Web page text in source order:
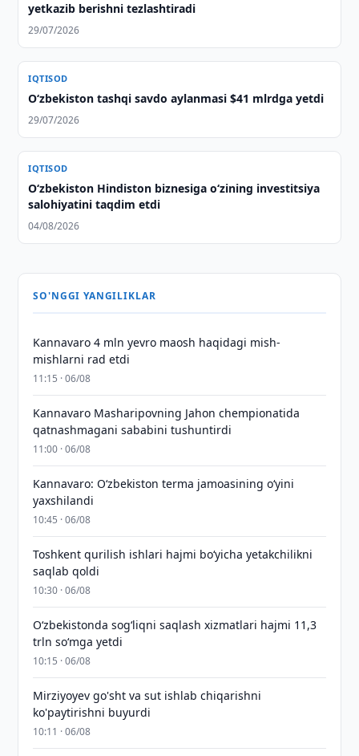
yetkazib berishni tezlashtiradi
29/07/2026
IQTISOD
O‘zbekiston tashqi savdo aylanmasi $41 mlrdga yetdi
29/07/2026
IQTISOD
Oʻzbekiston Hindiston biznesiga oʻzining investitsiya
salohiyatini taqdim etdi
04/08/2026
SO'NGGI YANGILIKLAR
Kannavaro 4 mln yevro maosh haqidagi mish-
mishlarni rad etdi
11:15 · 06/08
Kannavaro Masharipovning Jahon chempionatida
qatnashmagani sababini tushuntirdi
11:00 · 06/08
Kannavaro: O‘zbekiston terma jamoasining o‘yini
yaxshilandi
10:45 · 06/08
Toshkent qurilish ishlari hajmi bo‘yicha yetakchilikni
saqlab qoldi
10:30 · 06/08
O‘zbekistonda sog‘liqni saqlash xizmatlari hajmi 11,3
trln so‘mga yetdi
10:15 · 06/08
Mirziyoyev go'sht va sut ishlab chiqarishni
ko'paytirishni buyurdi
10:11 · 06/08